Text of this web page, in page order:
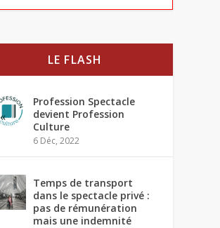
LE FLASH
Profession Spectacle
devient Profession
Culture
6 Déc, 2022
Temps de transport
dans le spectacle privé :
pas de rémunération
mais une indemnité